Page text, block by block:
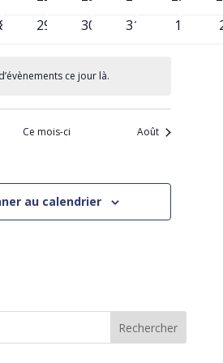
0
29
0
30
0
31
01
ce jour là.
Ce mois-ci Août
au calendrier
Rechercher